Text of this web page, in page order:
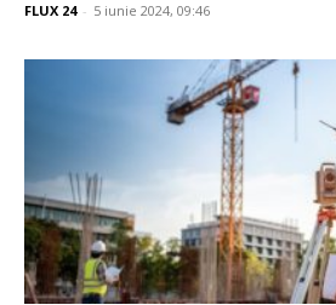
FLUX 24 - 5 iunie 2024, 09:46